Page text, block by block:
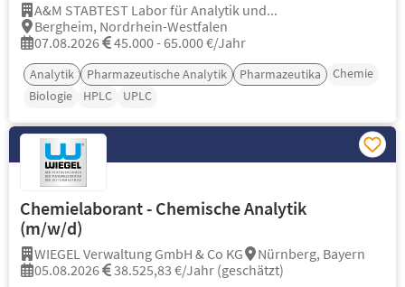
A&M STABTEST Labor für Analytik und...
Bergheim, Nordrhein-Westfalen
07.08.2026
45.000 - 65.000 €/Jahr
Analytik Pharmazeutische Analytik Pharmazeutika
Chemie
Biologie
HPLC UPLC
Chemielaborant - Chemische Analytik
(m/w/d)
WIEGEL Verwaltung GmbH & Co KG
Nürnberg, Bayern
05.08.2026
38.525,83 €/Jahr (geschätzt)